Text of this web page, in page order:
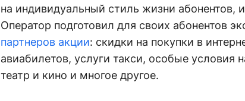
на индивидуальный стиль жизни абонентов,
Оператор подготовил для своих абонентов
партнеров акции: скидки на покупки в
авиабилетов, услуги такси, особые условия
театр и кино и многое другое.